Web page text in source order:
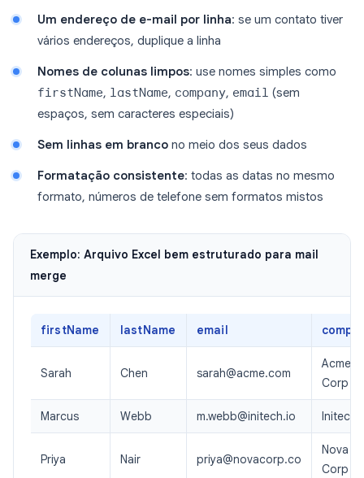
Um endereço de e-mail por linha: se um contato tiver
vários endereços, duplique a linha
Nomes de colunas limpos: use nomes simples como
firstName, lastName, company, email (sem
espaços, sem caracteres especiais)
Sem linhas em branco no meio dos seus dados
Formatação consistente: todas as datas no mesmo
formato, números de telefone sem formatos mistos
Exemplo: Arquivo Excel bem estruturado para mail
merge
firstName lastName email
Sarah Chen sarah@acme.com
Acme
Corp
Marcus Webb m.webb@initech.io Initech
Priya Nair priya@novacorp.co
Nova
Corp